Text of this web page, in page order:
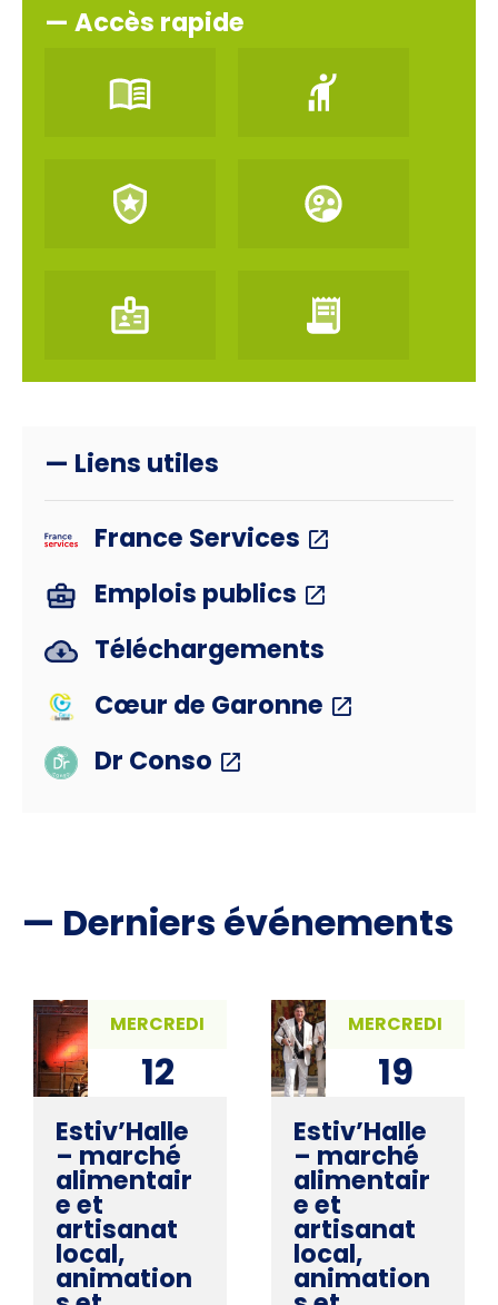
— Accès rapide
— Liens utiles
France Services
Emplois publics
Téléchargements
Cœur de Garonne
Dr Conso
— Derniers événements
MERCREDI
12
Estiv’Halle
– marché
alimentair
e et
artisanat
local,
animation
MERCREDI
19
Estiv’Halle
– marché
alimentair
e et
artisanat
local,
animation